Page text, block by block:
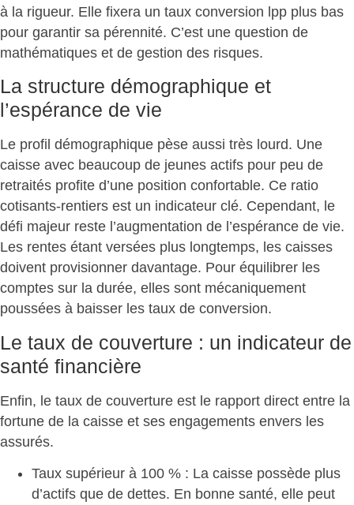
à la rigueur. Elle fixera un taux conversion lpp plus bas
pour garantir sa pérennité. C’est une question de
mathématiques et de gestion des risques.
La structure démographique et
l’espérance de vie
Le profil démographique pèse aussi très lourd. Une
caisse avec beaucoup de jeunes actifs pour peu de
retraités profite d’une position confortable. Ce ratio
cotisants-rentiers est un indicateur clé. Cependant, le
défi majeur reste l’augmentation de l’espérance de vie.
Les rentes étant versées plus longtemps, les caisses
doivent provisionner davantage. Pour équilibrer les
comptes sur la durée, elles sont mécaniquement
poussées à baisser les taux de conversion.
Le taux de couverture : un indicateur de
santé financière
Enfin, le taux de couverture est le rapport direct entre la
fortune de la caisse et ses engagements envers les
assurés.
Taux supérieur à 100 % : La caisse possède plus
d’actifs que de dettes. En bonne santé, elle peut